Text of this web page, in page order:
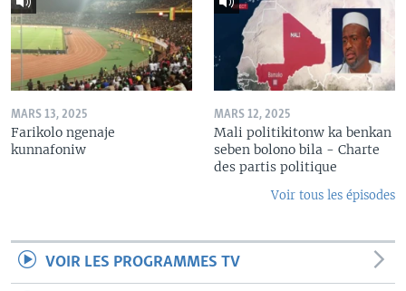
MARS 13, 2025
Farikolo ngenaje
kunnafoniw
MARS 12, 2025
Mali politikitonw ka benkan
seben bolono bila - Charte
des partis politique
Voir tous les épisodes
VOIR LES PROGRAMMES TV